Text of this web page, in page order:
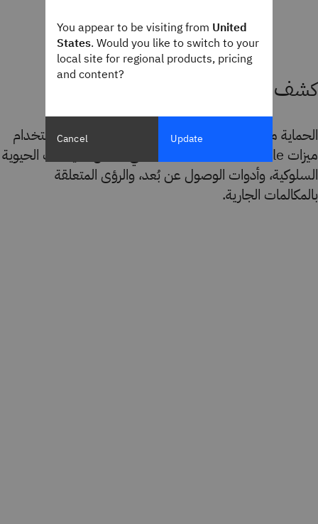
كشف الهندسة الاجتماعية
الحماية من الهندسة الاجتماعية وعمليات الاحتيال باستخدام
ميزات IBM Trusteer Mobile، التي تشمل القياسات الحيوية
السلوكية، وأدوات الوصول عن بُعد، والرؤى المتعلقة
بالمكالمات الجارية.
You appear to be visiting from United
States. Would you like to switch to your
local site for regional products, pricing
and content?
Cancel Update